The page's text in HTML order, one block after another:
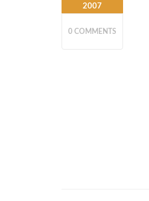
2007
0 COMMENTS